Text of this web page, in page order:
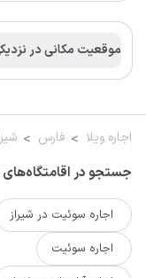
موقعیت مکانی در نزدیکی
اجاره ویلا فارس
جستجو در
اجاره سوئیت در شیراز
اجاره سوئیت